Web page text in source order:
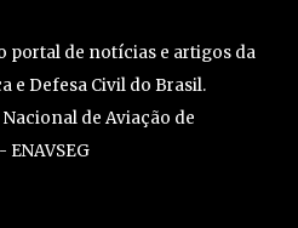
portal de notícias e artigos da
e Defesa Civil do Brasil.
de Aviação de